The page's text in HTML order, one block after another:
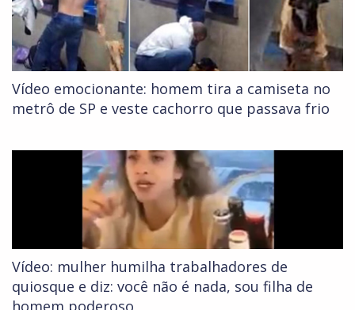
Vídeo emocionante: homem tira a camiseta no
metrô de SP e veste cachorro que passava frio
Vídeo: mulher humilha trabalhadores de
quiosque e diz: você não é nada, sou filha de
homem poderoso